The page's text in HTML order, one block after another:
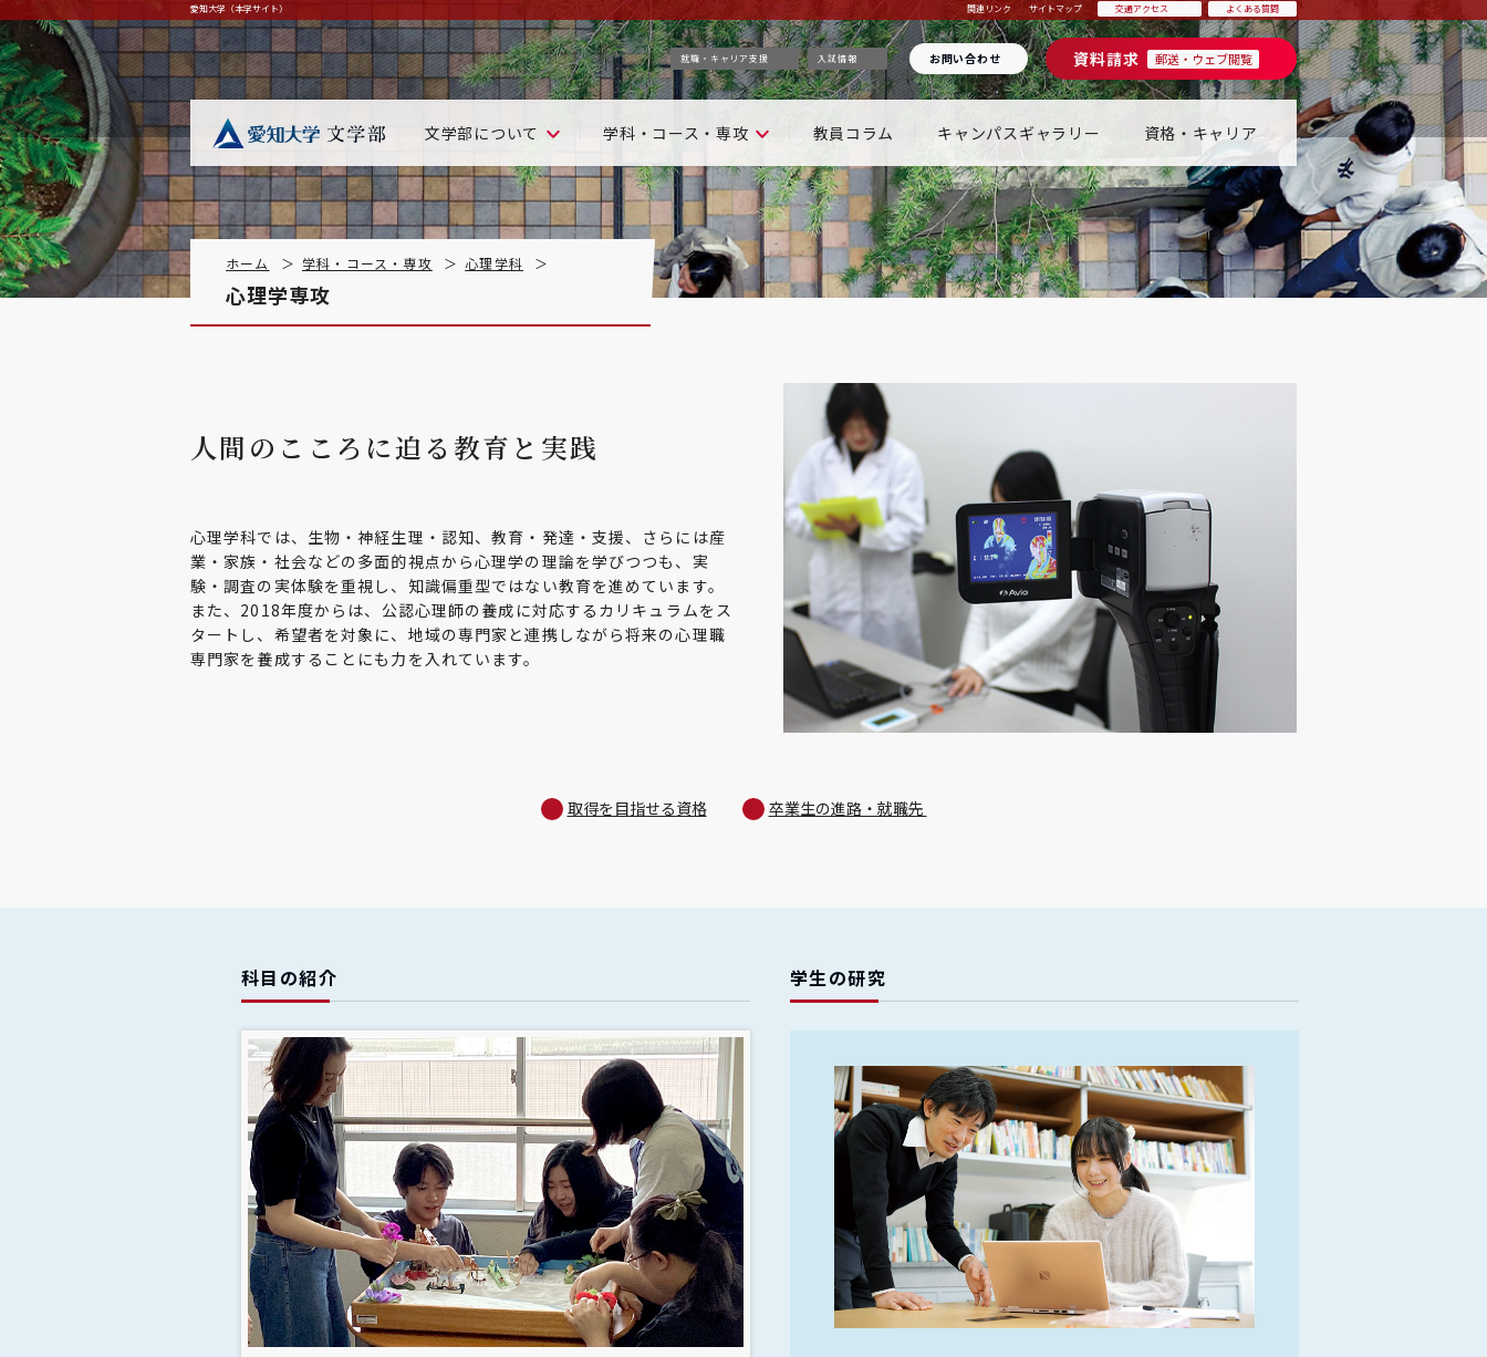
文学部について 学科・コース・専攻 教員コラム キャンパスギャラリー 資格・キャリア
就職・キャリア支援 入試情報
関連リンク サイトマップ 交通アクセス よくある質問
お問い合わせ 資料請求 郵送・ウェブ閲覧
愛知大学（本学サイト）
ホーム 学科・コース・専攻 心理学科
心理学専攻
人間のこころに迫る教育と実践
心理学科では、生物・神経生理・認知、教育・発達・支援、さらには産
業・家族・社会などの多面的視点から心理学の理論を学びつつも、実
験・調査の実体験を重視し、知識偏重型ではない教育を進めています。
また、2018年度からは、公認心理師の養成に対応するカリキュラムをス
タートし、希望者を対象に、地域の専門家と連携しながら将来の心理職
専門家を養成することにも力を入れています。
取得を目指せる資格 卒業生の進路・就職先
科目の紹介 学生の研究